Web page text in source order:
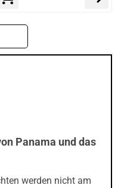
Panama und das
werden nicht am